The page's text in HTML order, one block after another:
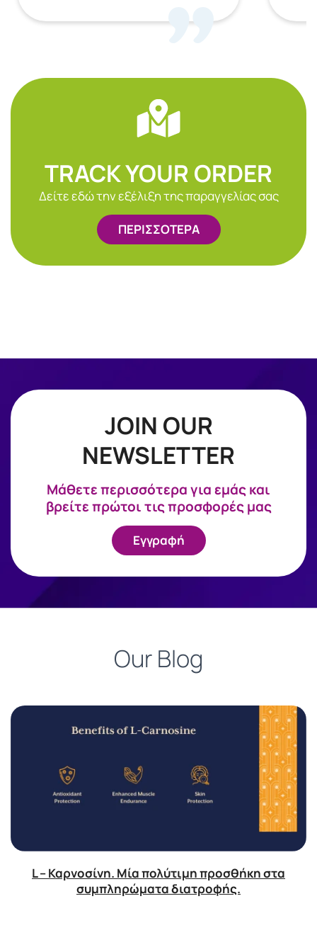
TRACK YOUR ORDER
Δείτε εδώ την εξέλιξη της παραγγελίας σας
ΠΕΡΙΣΣΟΤΕΡΑ
JOIN OUR
NEWSLETTER
Mάθετε περισσότερα για εμάς και
βρείτε πρώτοι τις προσφορές μας
Εγγραφή
Our Blog
L – Καρνοσίνη. Μία πολύτιμη προσθήκη στα
συμπληρώματα διατροφής.